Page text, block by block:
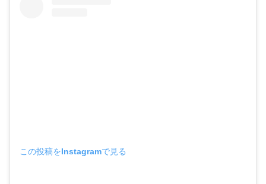
この投稿をInstagramで見る